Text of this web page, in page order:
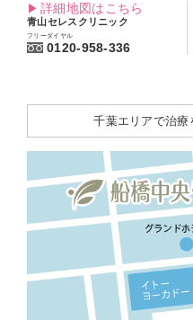
詳細地図はこちら
青山セレスクリニック
フリーダイヤル
0120-958-336
千葉エリアで治療